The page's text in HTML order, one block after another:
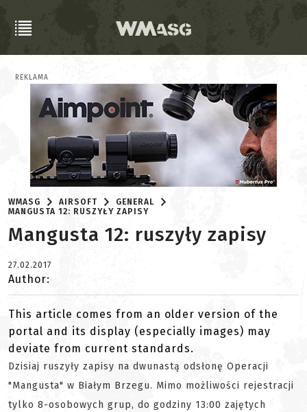
REKLAMA
WMASG AIRSOFT
GENERAL
MANGUSTA 12: RUSZYŁY ZAPISY
Mangusta 12: ruszyły zapisy
27.02.2017
Author:
This article comes from an older version of the
portal and its display (especially images) may
deviate from current standards.
Dzisiaj ruszyły zapisy na dwunastą odsłonę Operacji
"Mangusta" w Białym Brzegu. Mimo możliwości rejestracji
tylko 8-osobowych grup, do godziny 13:00 zajętych